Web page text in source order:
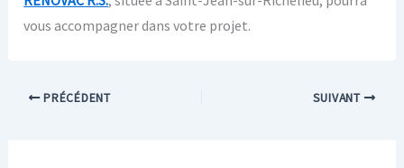
vous accompagner dans votre projet.
PRÉCÉDENT SUIVANT